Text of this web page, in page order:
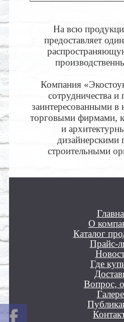
На всю
предоставляет
Компания
сотрудничества и
заинтересованными
торговыми фирмами,
и
дизайнерскими
строительными
О
Каталог
Прайс-
Где
Вопрос,